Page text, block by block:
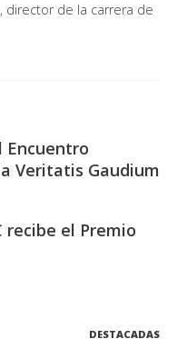
director de la carrera de
Encuentro
Veritatis Gaudium
recibe el Premio
DESTACADAS